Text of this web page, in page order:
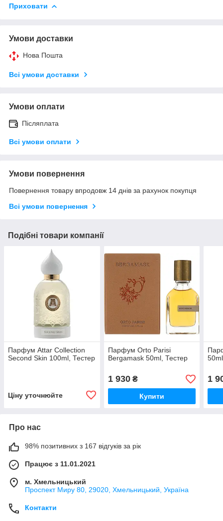
Приховати
Умови доставки
Нова Пошта
Всі умови доставки
Умови оплати
Післяплата
Всі умови оплати
Умови повернення
Повернення товару впродовж 14 днів за рахунок покупця
Всі умови повернення
Подібні товари компанії
Парфум Attar Collection
Second Skin 100ml, Тестер
Ціну уточнюйте
Парфум Orto Parisi
Bergamask 50ml, Тестер
1 930₴
Купити
1
Про нас
98% позитивних з 167 відгуків за рік
Працює з 11.01.2021
м. Хмельницький
Проспект Миру 80, 29020, Хмельницький, Україна
Контакти